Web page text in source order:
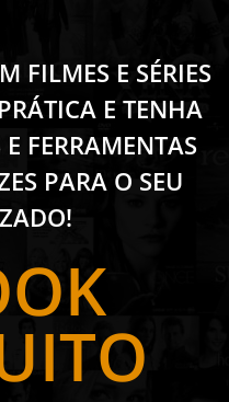
FILMES E SÉRIES
E TENHA
FERRAMENTAS
PARA O SEU